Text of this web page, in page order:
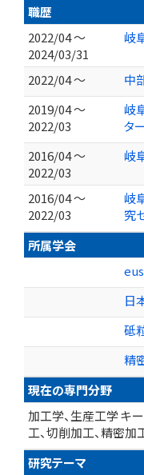
職歴
2022/04 ～
2024/03/31
岐
2022/04 ～
中
2019/04 ～
2022/03
岐
ター
2016/04 ～
2022/03
岐
2016/04 ～
2022/03
岐
究
所属学会
日
砥
精
現在の専門分野
加工学、生産工学 キ
工、切削加工、精密加
研究テーマ